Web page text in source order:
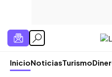
InicioNoticiasTurismo